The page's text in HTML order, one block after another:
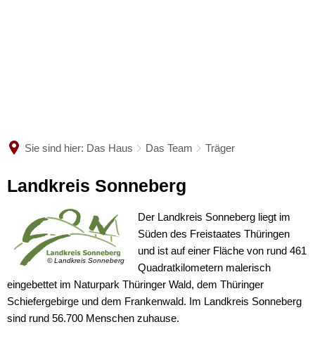
Praktika & Facharbeiten
Eintrittspreise
Besuch mit Kindern
Führungen &
Audioguide
Anfahrt & Lageplan
Sonderausstellung
Spielbereiche & -inseln
VERANSTALTUNGEN
Presse & Medien
Angebote für
Angebote für Schulen
Sie sind hier: Das Haus Das Team Träger
Landkreis Sonneberg
© Landkreis Sonneberg
Der Landkreis Sonneberg liegt im
Süden des Freistaates Thüringen
und ist auf einer Fläche von rund 461
Quadratkilometern malerisch
eingebettet im Naturpark Thüringer Wald, dem Thüringer
Schiefergebirge und dem Frankenwald. Im Landkreis Sonneberg
sind rund 56.700 Menschen zuhause.